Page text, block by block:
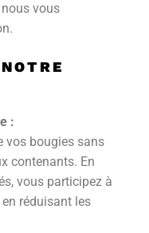
vous
:
vos bougies sans
contenants. En
vous participez à
réduisant les